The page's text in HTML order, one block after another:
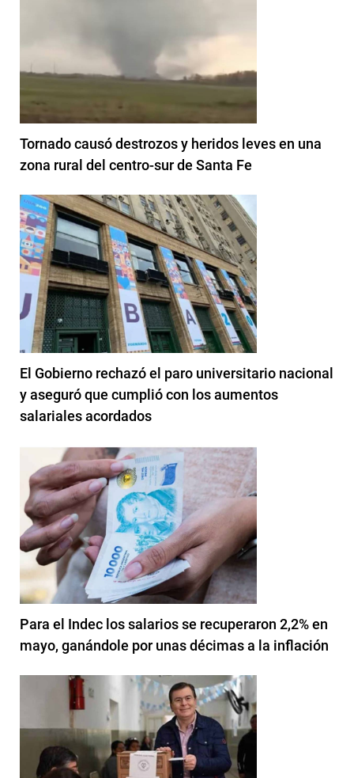
Tornado causó destrozos y heridos leves en una
zona rural del centro-sur de Santa Fe
El Gobierno rechazó el paro universitario nacional
y aseguró que cumplió con los aumentos
salariales acordados
Para el Indec los salarios se recuperaron 2,2% en
mayo, ganándole por unas décimas a la inflación